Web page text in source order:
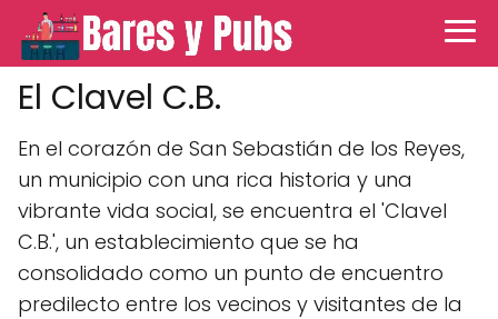
El Clavel C.B.
En el corazón de San Sebastián de los Reyes,
un municipio con una rica historia y una
vibrante vida social, se encuentra el 'Clavel
C.B.', un establecimiento que se ha
consolidado como un punto de encuentro
predilecto entre los vecinos y visitantes de la